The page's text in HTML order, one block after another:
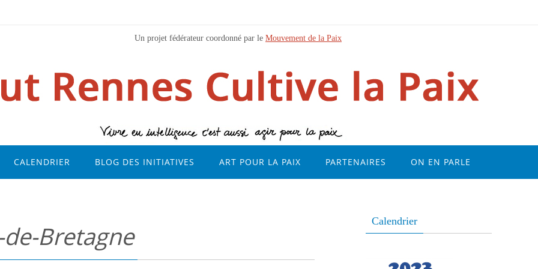
Un projet fédérateur coordonné par le Mouvement de la Paix
CALENDRIER BLOG DES INITIATIVES ART POUR LA PAIX PARTENAIRES ON EN PARLE
Bretagne Calendrier